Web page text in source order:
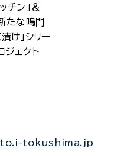
チン」＆
たな鳴門
け」シリー
ジェクト
tokushima.jp